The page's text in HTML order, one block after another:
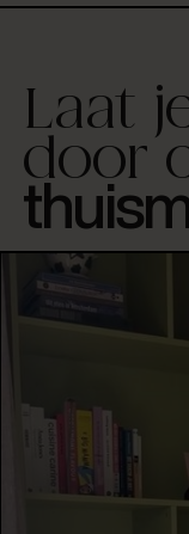
Laat
door